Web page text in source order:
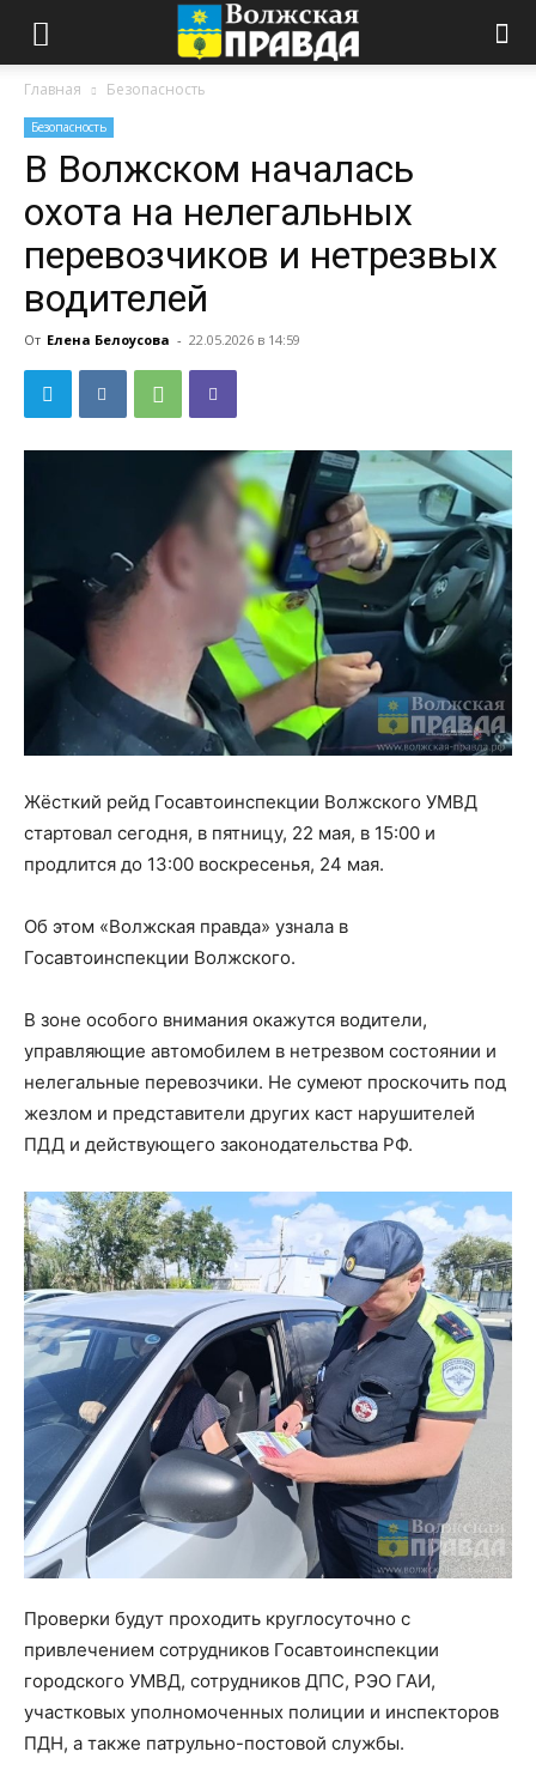
Главная Безопасность
Безопасность
В Волжском началась
охота на нелегальных
перевозчиков и нетрезвых
водителей
От Елена Белоусова - 22.05.2026 в 14:59
Жёсткий рейд Госавтоинспекции Волжского УМВД
стартовал сегодня, в пятницу, 22 мая, в 15:00 и
продлится до 13:00 воскресенья, 24 мая.
Об этом «Волжская правда» узнала в
Госавтоинспекции Волжского.
В зоне особого внимания окажутся водители,
управляющие автомобилем в нетрезвом состоянии и
нелегальные перевозчики. Не сумеют проскочить под
жезлом и представители других каст нарушителей
ПДД и действующего законодательства РФ.
Проверки будут проходить круглосуточно с
привлечением сотрудников Госавтоинспекции
городского УМВД, сотрудников ДПС, РЭО ГАИ,
участковых уполномоченных полиции и инспекторов
ПДН, а также патрульно-постовой службы.